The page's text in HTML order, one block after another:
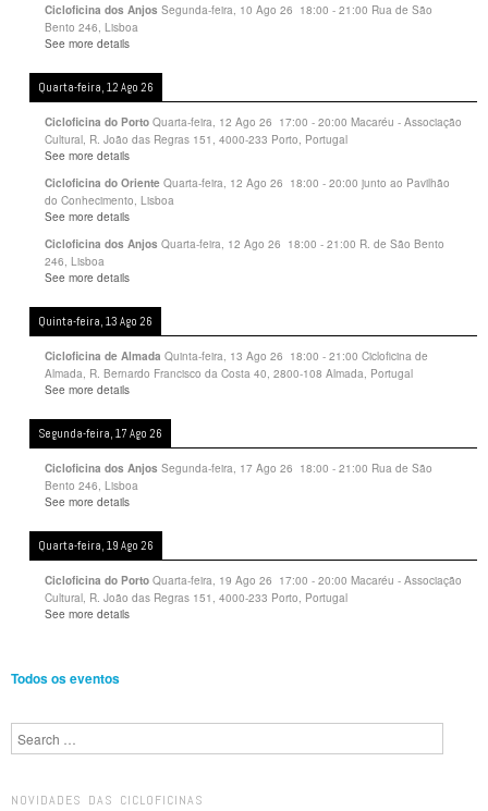
Cicloficina dos Anjos Segunda-feira, 10 Ago 26 18:00 - 21:00 Rua de São
Bento 246, Lisboa
See more details
Quarta-feira, 12 Ago 26
Cicloficina do Porto Quarta-feira, 12 Ago 26 17:00 - 20:00 Macaréu - Associação
Cultural, R. João das Regras 151, 4000-233 Porto, Portugal
See more details
Cicloficina do Oriente Quarta-feira, 12 Ago 26 18:00 - 20:00 junto ao Pavilhão
do Conhecimento, Lisboa
See more details
Cicloficina dos Anjos Quarta-feira, 12 Ago 26 18:00 - 21:00 R. de São Bento
246, Lisboa
See more details
Quinta-feira, 13 Ago 26
Cicloficina de Almada Quinta-feira, 13 Ago 26 18:00 - 21:00 Cicloficina de
Almada, R. Bernardo Francisco da Costa 40, 2800-108 Almada, Portugal
See more details
Segunda-feira, 17 Ago 26
Cicloficina dos Anjos Segunda-feira, 17 Ago 26 18:00 - 21:00 Rua de São
Bento 246, Lisboa
See more details
Quarta-feira, 19 Ago 26
Cicloficina do Porto Quarta-feira, 19 Ago 26 17:00 - 20:00 Macaréu - Associação
Cultural, R. João das Regras 151, 4000-233 Porto, Portugal
See more details
Todos os eventos
Search
NOVIDADES DAS CICLOFICINAS